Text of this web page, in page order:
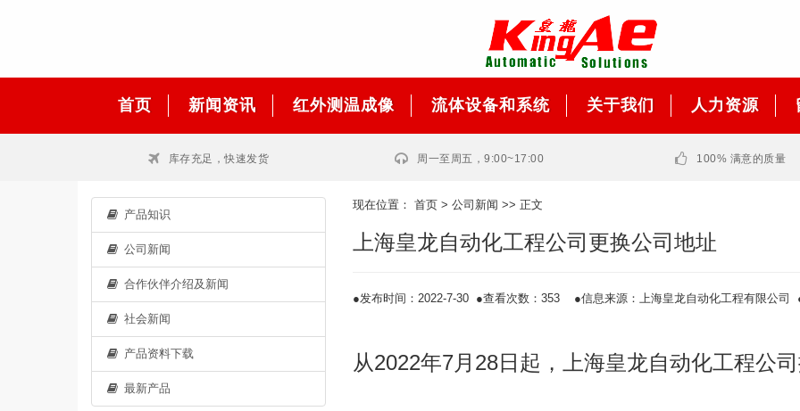
首页 新闻资讯 红外测温成像 流体设备和系统 关于我们 人力资源
库存充足，快速发货 周一至周五，9:00~17:00 100% 满意的质量
产品知识
公司新闻
合作伙伴介绍及新闻
社会新闻
产品资料下载
最新产品
现在位置： 首页> 公司新闻 >> 正文
上海皇龙自动化工程公司更换公司地址
●发布时间：2022-7-30 ●查看次数：353 ●信息来源：上海皇龙自动化工程有限公司
从2022年7月28日起，上海皇龙自动化工程公